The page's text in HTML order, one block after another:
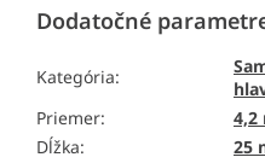
Dodatočné
Kategória:
Priemer:
4,2
Dĺžka:
25